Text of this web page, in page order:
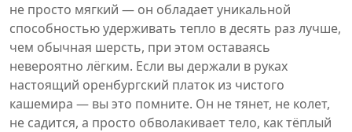
не просто мягкий — он обладает уникальной
способностью удерживать тепло в десять раз лучше,
чем обычная шерсть, при этом оставаясь
невероятно лёгким. Если вы держали в руках
настоящий оренбургский платок из чистого
кашемира — вы это помните. Он не тянет, не колет,
не садится, а просто обволакивает тело, как тёплый